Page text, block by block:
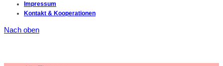
Impressum
Kontakt & Kooperationen
Nach oben